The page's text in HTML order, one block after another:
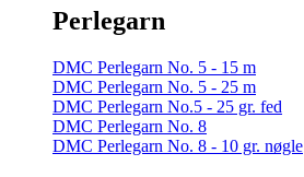
Perlegarn
DMC Perlegarn No. 5 - 15 m
DMC Perlegarn No. 5 - 25 m
DMC Perlegarn No.5 - 25 gr. fed
DMC Perlegarn No. 8
DMC Perlegarn No. 8 - 10 gr. nøgle